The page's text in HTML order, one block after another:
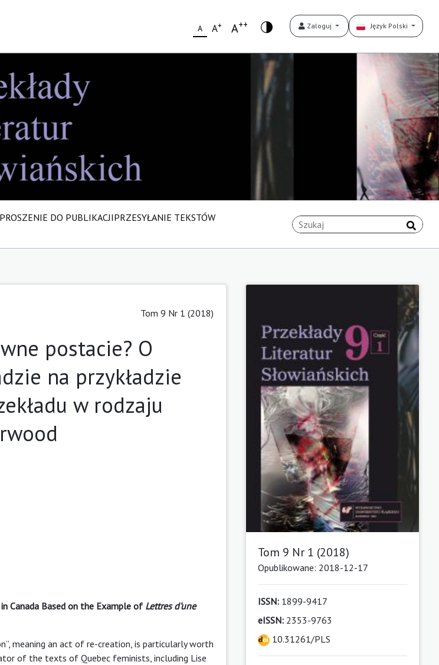
A A+ A++ Zaloguj Język Polski
DO PUBLIKACJIPRZESYŁANIE TEKSTÓW
Tom 9 Nr 1 (2018)
postacie? O
na przykładzie
w rodzaju
Canada Based on the Example of Lettres d’une
meaning an act of re-creation, is particularly worth
of the texts of Quebec feminists, including Lise
Tom 9 Nr 1 (2018)
Opublikowane: 2018-12-17
ISSN:1899-9417
eISSN:2353-9763
10.31261/PLS